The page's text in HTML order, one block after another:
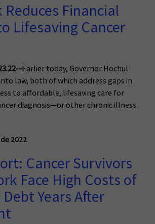
Reduces Financial
Lifesaving Cancer
Earlier today, Governor Hochul
law, both of which address gaps in
to affordable, lifesaving care for
diagnosis—or other chronic illness.
2022
Cancer Survivors
Face High Costs of
Years After